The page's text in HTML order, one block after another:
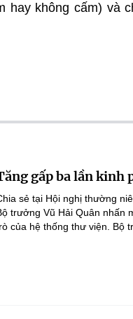
hay không cấm) và
gấp ba lần kinh
sẻ tại Hội nghị thường
trưởng Vũ Hải Quân nhấn
của hệ thống thư viện. Bộ